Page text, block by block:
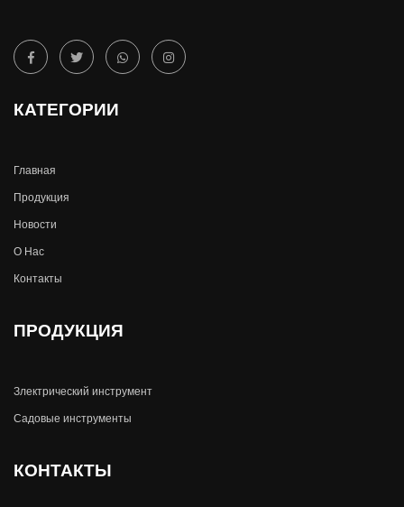
КАТЕГОРИИ
Главная
Продукция
Новости
О Hас
Контакты
ПРОДУКЦИЯ
Злектрический инструмент
Садовые инструменты
КОНТАКТЫ